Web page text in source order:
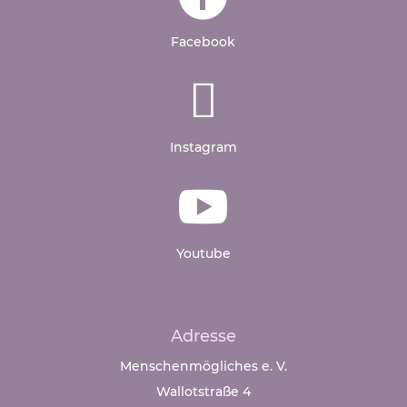
Facebook

Instagram

Youtube
Adresse
Menschenmögliches e. V.
Wallotstraße 4